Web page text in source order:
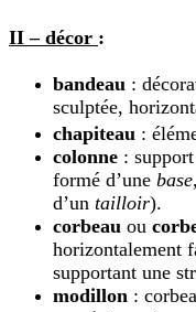
II – décor :
bandeau :
sculptée,
chapiteau :
colonne :
formé d’une base
d’un tailloir).
corbeau ou
horizontalement
supportant une
modillon :